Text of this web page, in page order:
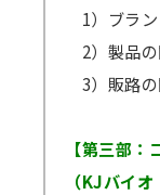
1）ブラ
2）製品
3）販路
【第三部
（KJバイ